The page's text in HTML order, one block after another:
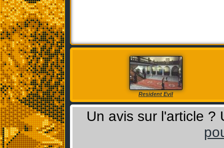
Resident Evil
Un avis sur l'article